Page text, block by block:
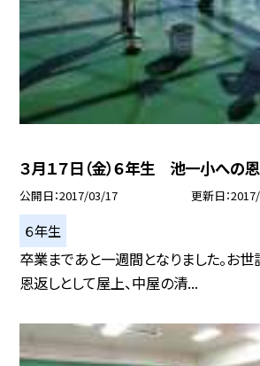
３月１７日（金）６年生 池一小への
公開日 2017/03/17 更新日
６年生
卒業まであと一週間となりました。お
恩返しとして屋上、中屋の清...